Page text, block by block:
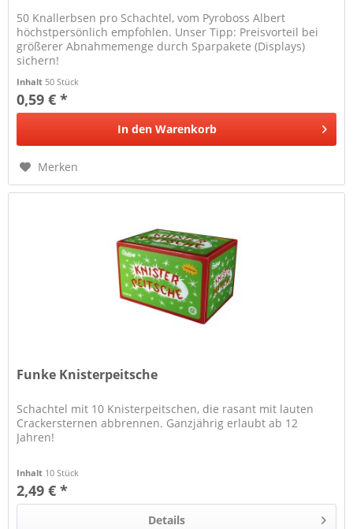
50 Knallerbsen pro Schachtel, vom Pyroboss Albert
höchstpersönlich empfohlen. Unser Tipp: Preisvorteil bei
größerer Abnahmemenge durch Sparpakete (Displays)
sichern!
Inhalt 50 Stück
0,59 € *
In den Warenkorb
Merken
Funke Knisterpeitsche
Schachtel mit 10 Knisterpeitschen, die rasant mit lauten
Crackersternen abbrennen. Ganzjährig erlaubt ab 12
Jahren!
Inhalt 10 Stück
2,49 € *
Details